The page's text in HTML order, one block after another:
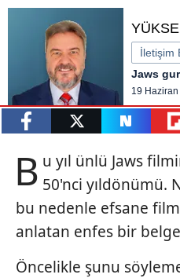
İletişim
Jaws
19
B u yıl ünlü Jaws
50'nci yıldönümü.
bu nedenle efsane
anlatan enfes bir
Öncelikle şunu